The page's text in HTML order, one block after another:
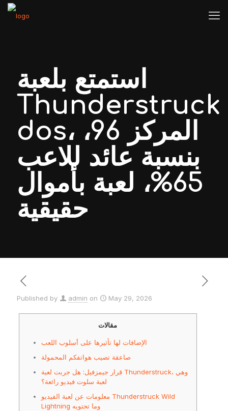
استمتع بلعبة
Thunderstruck
dos، المركز 96،
بنسبة عائد للاعب
65%، لعبة بأموال
حقيقية
Published by admin on May 29, 2026
مقالات
الإضافات لها تأثيرها على أسلوب اللعب
صاعقة تصيب هواتفكم المحمولة
قرار جيمزفيل: هل جربت لعبة Thunderstruck، وهي
لعبة سلوت فيديو رائعة؟
معلومات عن لعبة الفيديو Thunderstruck Wild
Lightning وما تحتويه